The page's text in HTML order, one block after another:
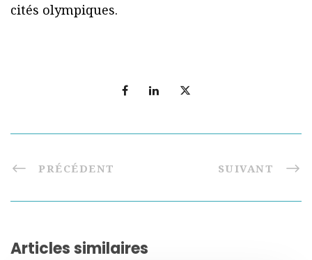
cités olympiques.
PRÉCÉDENT SUIVANT
Articles similaires